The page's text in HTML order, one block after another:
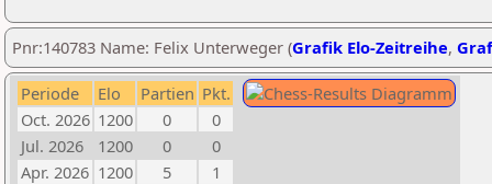
Pnr:140783 Name: Felix Unterweger (Grafik Elo-Zeitreihe,
Periode Elo Partien Pkt.
Oct. 2026 1200 0
0
Jul. 2026
1200 0
0
Apr. 2026 1200 5
1